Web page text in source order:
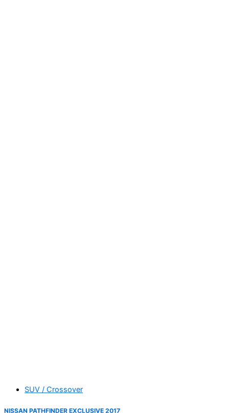
SUV / Crossover
NISSAN PATHFINDER EXCLUSIVE 2017